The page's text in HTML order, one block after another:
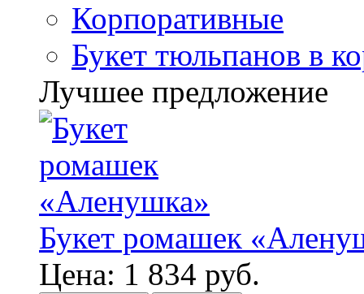
Корпоративные
Букет тюльпанов в
Лучшее предложение
Букет ромашек
Цена: 1 834 руб.